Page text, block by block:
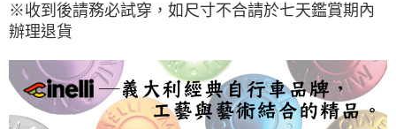
※收到後請務必試穿，如尺寸不合請於七天鑑賞期內
辦理退貨